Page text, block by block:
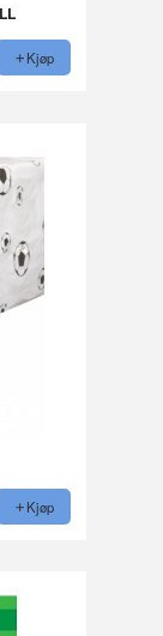
Kjøp
Kjøp